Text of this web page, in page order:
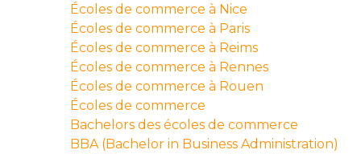
Écoles de commerce à Nice
Écoles de commerce à Paris
Écoles de commerce à Reims
Écoles de commerce à Rennes
Écoles de commerce à Rouen
Écoles de commerce
Bachelors des écoles de commerce
BBA (Bachelor in Business Administration)